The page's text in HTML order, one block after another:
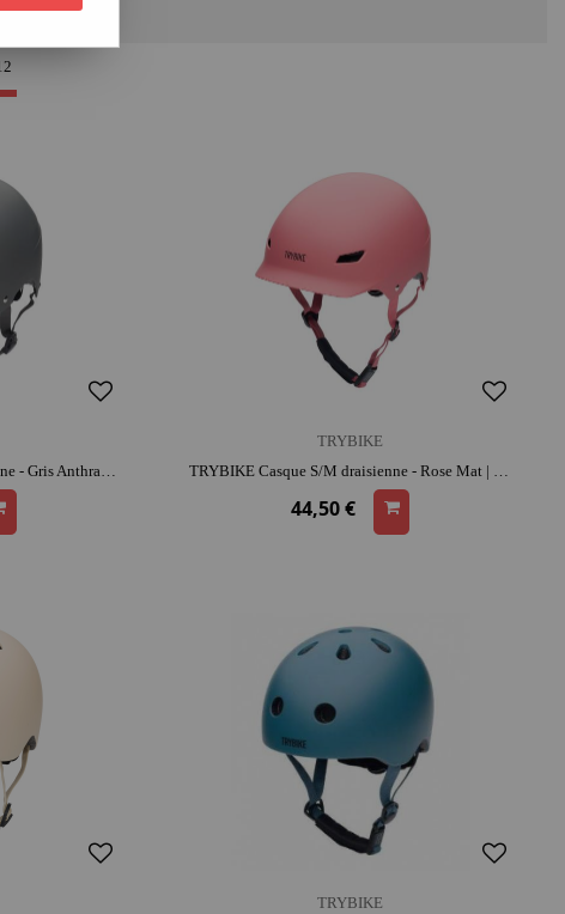
TRYBIKE Casque S/M draisienne - Gris Anthracite Mat | look rétro | adapté aux petites têtes | apprentissage de l'équilibre
TRYBIKE
TRYBIKE Casque S/M draisienne - Rose Mat | look rétro | adapté aux petites têtes | apprentissage de l'équilibre
44,50 €
TRYBIKE